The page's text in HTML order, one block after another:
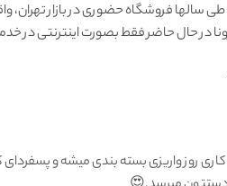
روز واریزی بسته بندی میشه و